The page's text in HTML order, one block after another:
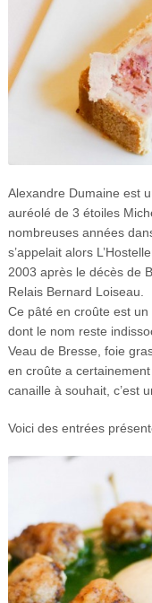
Alexandre Dumaine est
auréolé de 3 étoiles
nombreuses années
s’appelait alors
2003 après le décès de
Relais Bernard Loiseau.
Ce pâté en croûte est
dont le nom reste
Veau de Bresse, foie
en croûte a
canaille à souhait, c’est
Voici des entrées